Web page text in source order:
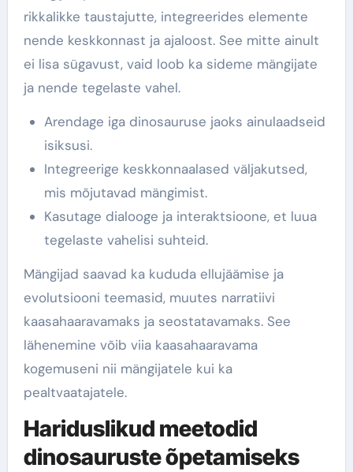
rikkalikke taustajutte, integreerides elemente
nende keskkonnast ja ajaloost. See mitte ainult
ei lisa sügavust, vaid loob ka sideme mängijate
ja nende tegelaste vahel.
Arendage iga dinosauruse jaoks ainulaadseid
isiksusi.
Integreerige keskkonnaalased väljakutsed,
mis mõjutavad mängimist.
Kasutage dialooge ja interaktsioone, et luua
tegelaste vahelisi suhteid.
Mängijad saavad ka kududa ellujäämise ja
evolutsiooni teemasid, muutes narratiivi
kaasahaaravamaks ja seostatavamaks. See
lähenemine võib viia kaasahaaravama
kogemuseni nii mängijatele kui ka
pealtvaatajatele.
Hariduslikud meetodid
dinosauruste õpetamiseks